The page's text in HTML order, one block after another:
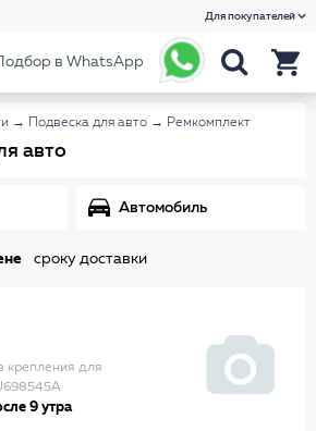
Для покупателей
Подбор в WhatsApp
→ Подвеска для авто → Ремкомплект
авто
Автомобиль
сроку доставки
крепления для
9 утра